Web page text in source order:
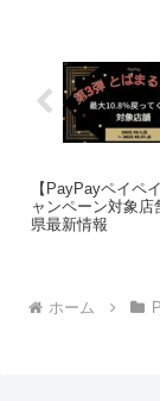
【PayPayペイペ
ャンペーン対象店
県最新情報
ホーム